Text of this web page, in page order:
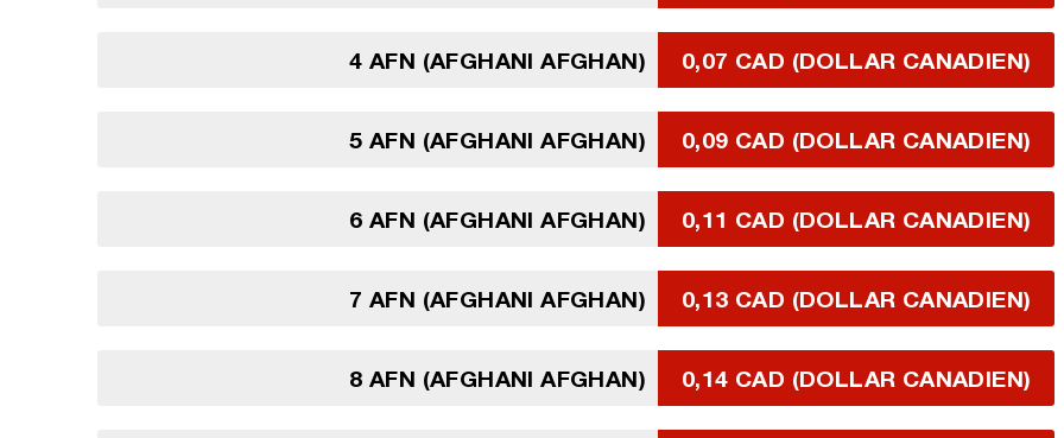
4 AFN (AFGHANI AFGHAN) 0,07 CAD (DOLLAR CANADIEN)
5 AFN (AFGHANI AFGHAN) 0,09 CAD (DOLLAR CANADIEN)
6 AFN (AFGHANI AFGHAN) 0,11 CAD (DOLLAR CANADIEN)
7 AFN (AFGHANI AFGHAN) 0,13 CAD (DOLLAR CANADIEN)
8 AFN (AFGHANI AFGHAN) 0,14 CAD (DOLLAR CANADIEN)